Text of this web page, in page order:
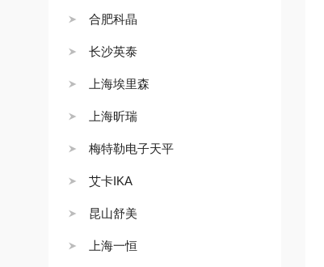
合肥科晶
长沙英泰
上海埃里森
上海昕瑞
梅特勒电子天平
艾卡IKA
昆山舒美
上海一恒